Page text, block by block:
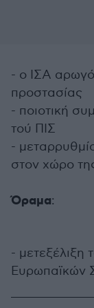
- ο ΙΣΑ
προστασίας
- ποιοτική
τού ΠΙΣ
-
στον χώρο
Όραμα:
- μετεξέλιξη
Ευρωπαϊκών